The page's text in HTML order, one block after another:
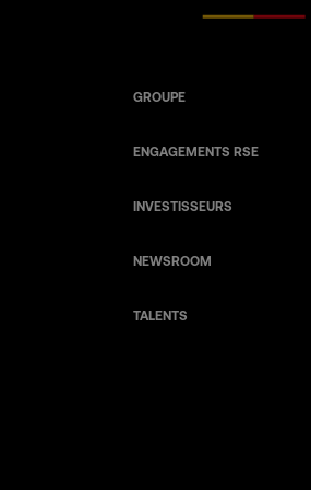
GROUPE
ENGAGEMENTS RSE
INVESTISSEURS
NEWSROOM
TALENTS